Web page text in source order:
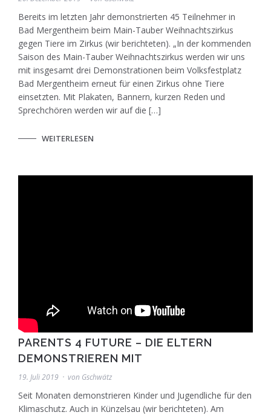
Bereits im letzten Jahr demonstrierten 45 Teilnehmer in
Bad Mergentheim beim Main-Tauber Weihnachtszirkus
gegen Tiere im Zirkus (wir berichteten). „In der kommenden
Saison des Main-Tauber Weihnachtszirkus werden wir uns
mit insgesamt drei Demonstrationen beim Volksfestplatz
Bad Mergentheim erneut für einen Zirkus ohne Tiere
einsetzten. Mit Plakaten, Bannern, kurzen Reden und
Sprechchören werden wir auf die […]
WEITERLESEN
PARENTS 4 FUTURE – DIE ELTERN
DEMONSTRIEREN MIT
19. Juli 2019 von Gschwätz
Seit Monaten demonstrieren Kinder und Jugendliche für den
Klimaschutz. Auch in Künzelsau (wir berichteten). Am